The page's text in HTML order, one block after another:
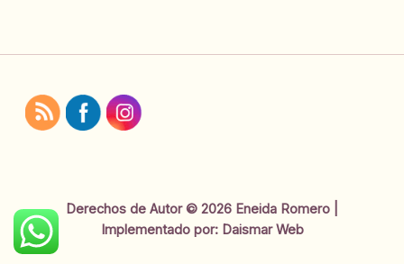
Derechos de Autor © 2026 Eneida Romero |
Implementado por: Daismar Web